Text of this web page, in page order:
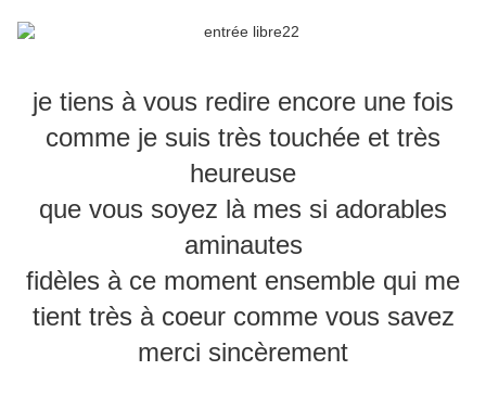
je tiens à vous redire encore une fois
comme je suis très touchée et très
heureuse
que vous soyez là mes si adorables
aminautes
fidèles à ce moment ensemble qui me
tient très à coeur comme vous savez
merci sincèrement